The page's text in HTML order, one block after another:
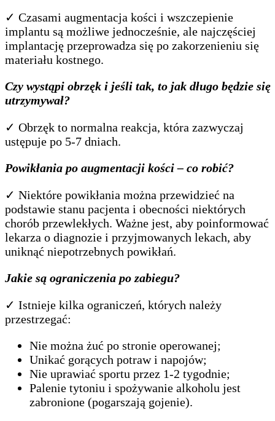
✓ Czasami augmentacja kości i wszczepienie
implantu są możliwe jednocześnie, ale najczęściej
implantację przeprowadza się po zakorzenieniu się
materiału kostnego.
Czy wystąpi obrzęk i jeśli tak, to jak długo będzie się
utrzymywał?
✓ Obrzęk to normalna reakcja, która zazwyczaj
ustępuje po 5-7 dniach.
Powikłania po augmentacji kości – co robić?
✓ Niektóre powikłania można przewidzieć na
podstawie stanu pacjenta i obecności niektórych
chorób przewlekłych. Ważne jest, aby poinformować
lekarza o diagnozie i przyjmowanych lekach, aby
uniknąć niepotrzebnych powikłań.
Jakie są ograniczenia po zabiegu?
✓ Istnieje kilka ograniczeń, których należy
przestrzegać:
Nie można żuć po stronie operowanej;
Unikać gorących potraw i napojów;
Nie uprawiać sportu przez 1-2 tygodnie;
Palenie tytoniu i spożywanie alkoholu jest
zabronione (pogarszają gojenie).